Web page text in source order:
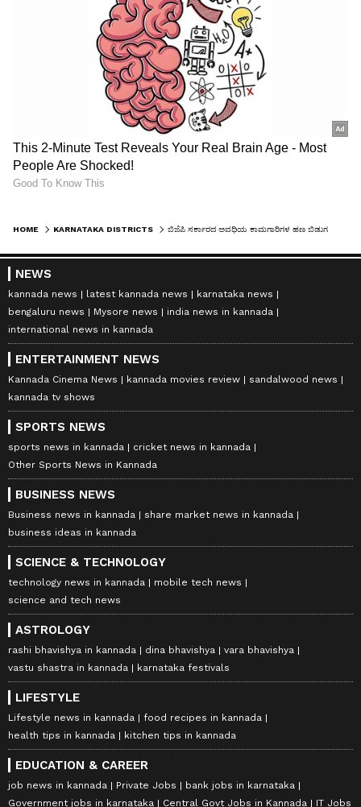
HOME KARNATAKA DISTRICTS
NEWS
kannada news latest kannada news
karnataka news
bengaluru news
Mysore news
india news in kannada
international news in kannada
ENTERTAINMENT NEWS
Kannada Cinema News kannada movies review
sandalwood news
kannada tv shows
SPORTS NEWS
sports news in kannada
cricket news in kannada
Other Sports News in Kannada
BUSINESS NEWS
Business news in kannada
share market news in kannada
business ideas in kannada
SCIENCE & TECHNOLOGY
technology news in kannada
mobile tech news
science and tech news
ASTROLOGY
rashi bhavishya in kannada dina bhavishya
vara bhavishya
vastu shastra in kannada
karnataka festivals
LIFESTYLE
Lifestyle news in kannada
food recipes in kannada
health tips in kannada
kitchen tips in kannada
EDUCATION & CAREER
job news in kannada Private Jobs
bank jobs in karnataka
Government jobs in karnataka
Central Govt Jobs in Kannada IT Jobs